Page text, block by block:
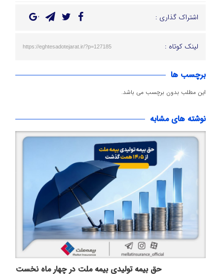
اشتراک گذاری :
لینک کوتاه : https://eghtesadotejarat.ir/?p=127185
برچسب ها
این مطلب بدون برچسب می باشد.
نوشته های مشابه
حق بیمه تولیدی بیمه ملت در چهار ماه نخست